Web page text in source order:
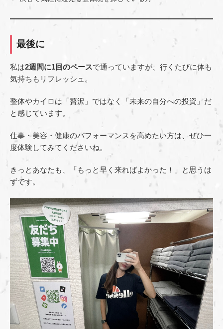
最後に
私は2週間に1回のペースで通っていますが、行くたびに体も
気持ちもリフレッシュ。
整体やカイロは「贅沢」ではなく「未来の自分への投資」だ
と感じています。
仕事・美容・健康のパフォーマンスを高めたい方は、ぜひ一
度体験してみてくださいね。
きっとあなたも、「もっと早く来ればよかった！」と思うは
ずです。